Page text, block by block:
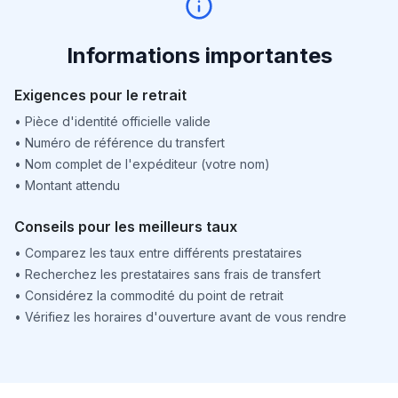
Informations importantes
Exigences pour le retrait
• Pièce d'identité officielle valide
• Numéro de référence du transfert
• Nom complet de l'expéditeur (votre nom)
• Montant attendu
Conseils pour les meilleurs taux
• Comparez les taux entre différents prestataires
• Recherchez les prestataires sans frais de transfert
• Considérez la commodité du point de retrait
• Vérifiez les horaires d'ouverture avant de vous rendre